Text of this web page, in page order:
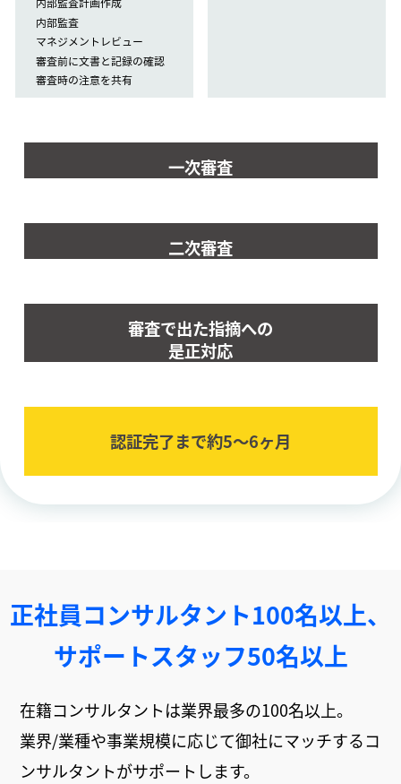
内部監査
マネジメントレビュー
審査前に文書と記録の確認
審査時の注意を共有
一次審査
二次審査
審査で出た指摘への
是正対応
認証完了まで約5〜6ヶ⽉
正社員コンサルタント100名以上、
サポートスタッフ50名以上
在籍コンサルタントは業界最多の100名以上。
業界/業種や事業規模に応じて御社にマッチするコ
ンサルタントがサポートします。